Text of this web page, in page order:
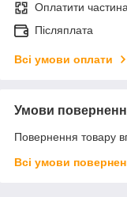
Оплатити
Післяплата
Всі умови оплати
Умови
Повернення товару
Всі умови